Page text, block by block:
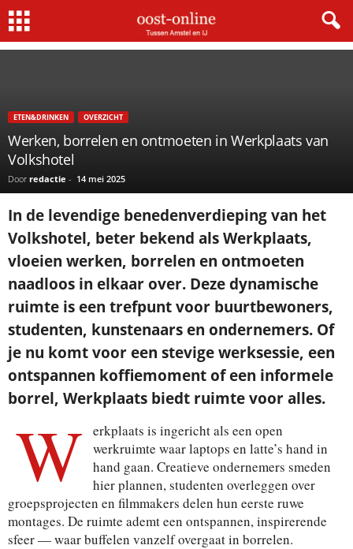
Home Werken, borrelen en ontmoeten in Werkplaats van Volkshotel
ETEN&DRINKEN OVERZICHT
Werken, borrelen en ontmoeten in Werkplaats van
Volkshotel
Door redactie - 14 mei 2025
In de levendige benedenverdieping van het
Volkshotel, beter bekend als Werkplaats,
vloeien werken, borrelen en ontmoeten
naadloos in elkaar over. Deze dynamische
ruimte is een trefpunt voor buurtbewoners,
studenten, kunstenaars en ondernemers. Of
je nu komt voor een stevige werksessie, een
ontspannen koffiemoment of een informele
borrel, Werkplaats biedt ruimte voor alles.
W
erkplaats is ingericht als een open
werkruimte waar laptops en latte’s hand in
hand gaan. Creatieve ondernemers smeden
hier plannen, studenten overleggen over
groepsprojecten en filmmakers delen hun eerste ruwe
montages. De ruimte ademt een ontspannen, inspirerende
sfeer — waar buffelen vanzelf overgaat in borrelen.